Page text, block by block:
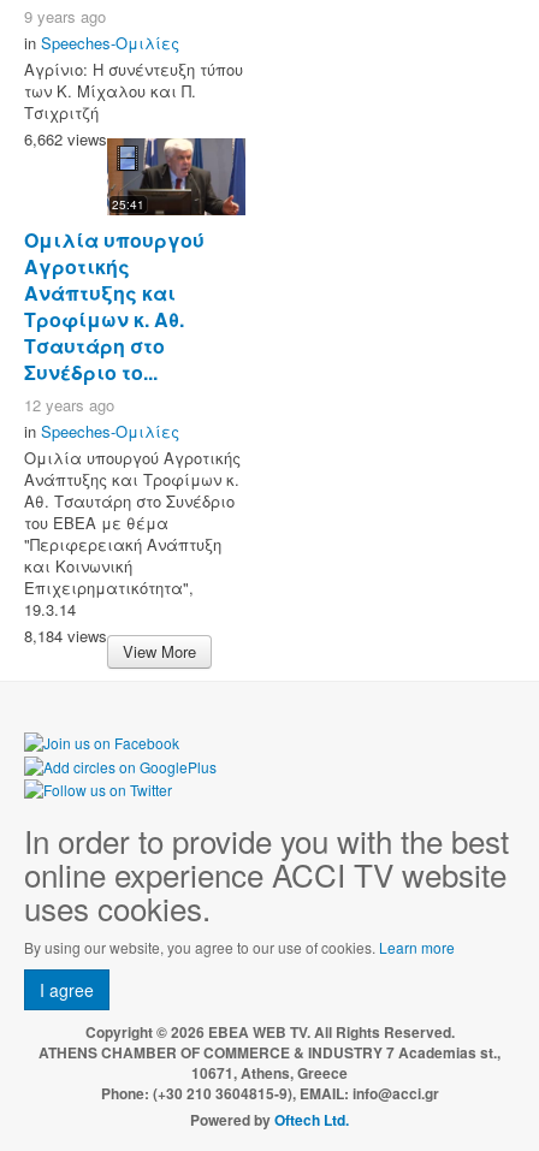
9 years ago
in Speeches-Ομιλίες
Αγρίνιο: Η συνέντευξη τύπου
των Κ. Μίχαλου και Π.
Τσιχριτζή
6,662 views
25:41
Ομιλία υπουργού
Αγροτικής
Ανάπτυξης και
Τροφίμων κ. Αθ.
Τσαυτάρη στο
Συνέδριο το...
12 years ago
in Speeches-Ομιλίες
Ομιλία υπουργού Αγροτικής
Ανάπτυξης και Τροφίμων κ.
Αθ. Τσαυτάρη στο Συνέδριο
του ΕΒΕΑ με θέμα
"Περιφερειακή Ανάπτυξη
και Κοινωνική
Επιχειρηματικότητα",
19.3.14
8,184 views
View More
In order to provide you with the best
online experience ACCI TV website
uses cookies.
By using our website, you agree to our use of cookies. Learn more
I agree
Copyright © 2026 EBEA WEB TV. All Rights Reserved.
ATHENS CHAMBER OF COMMERCE & INDUSTRY 7 Academias st.,
10671, Athens, Greece
Phone: (+30 210 3604815-9), EMAIL: info@acci.gr
Powered byOftech Ltd.